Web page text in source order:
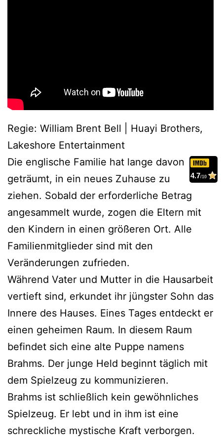
Regie: William Brent Bell | Huayi Brothers,
Lakeshore Entertainment
4.7/10
Die englische Familie hat lange davon
geträumt, in ein neues Zuhause zu
ziehen. Sobald der erforderliche Betrag
angesammelt wurde, zogen die Eltern mit
den Kindern in einen größeren Ort. Alle
Familienmitglieder sind mit den
Veränderungen zufrieden.
Während Vater und Mutter in die Hausarbeit
vertieft sind, erkundet ihr jüngster Sohn das
Innere des Hauses. Eines Tages entdeckt er
einen geheimen Raum. In diesem Raum
befindet sich eine alte Puppe namens
Brahms. Der junge Held beginnt täglich mit
dem Spielzeug zu kommunizieren.
Brahms ist schließlich kein gewöhnliches
Spielzeug. Er lebt und in ihm ist eine
schreckliche mystische Kraft verborgen.